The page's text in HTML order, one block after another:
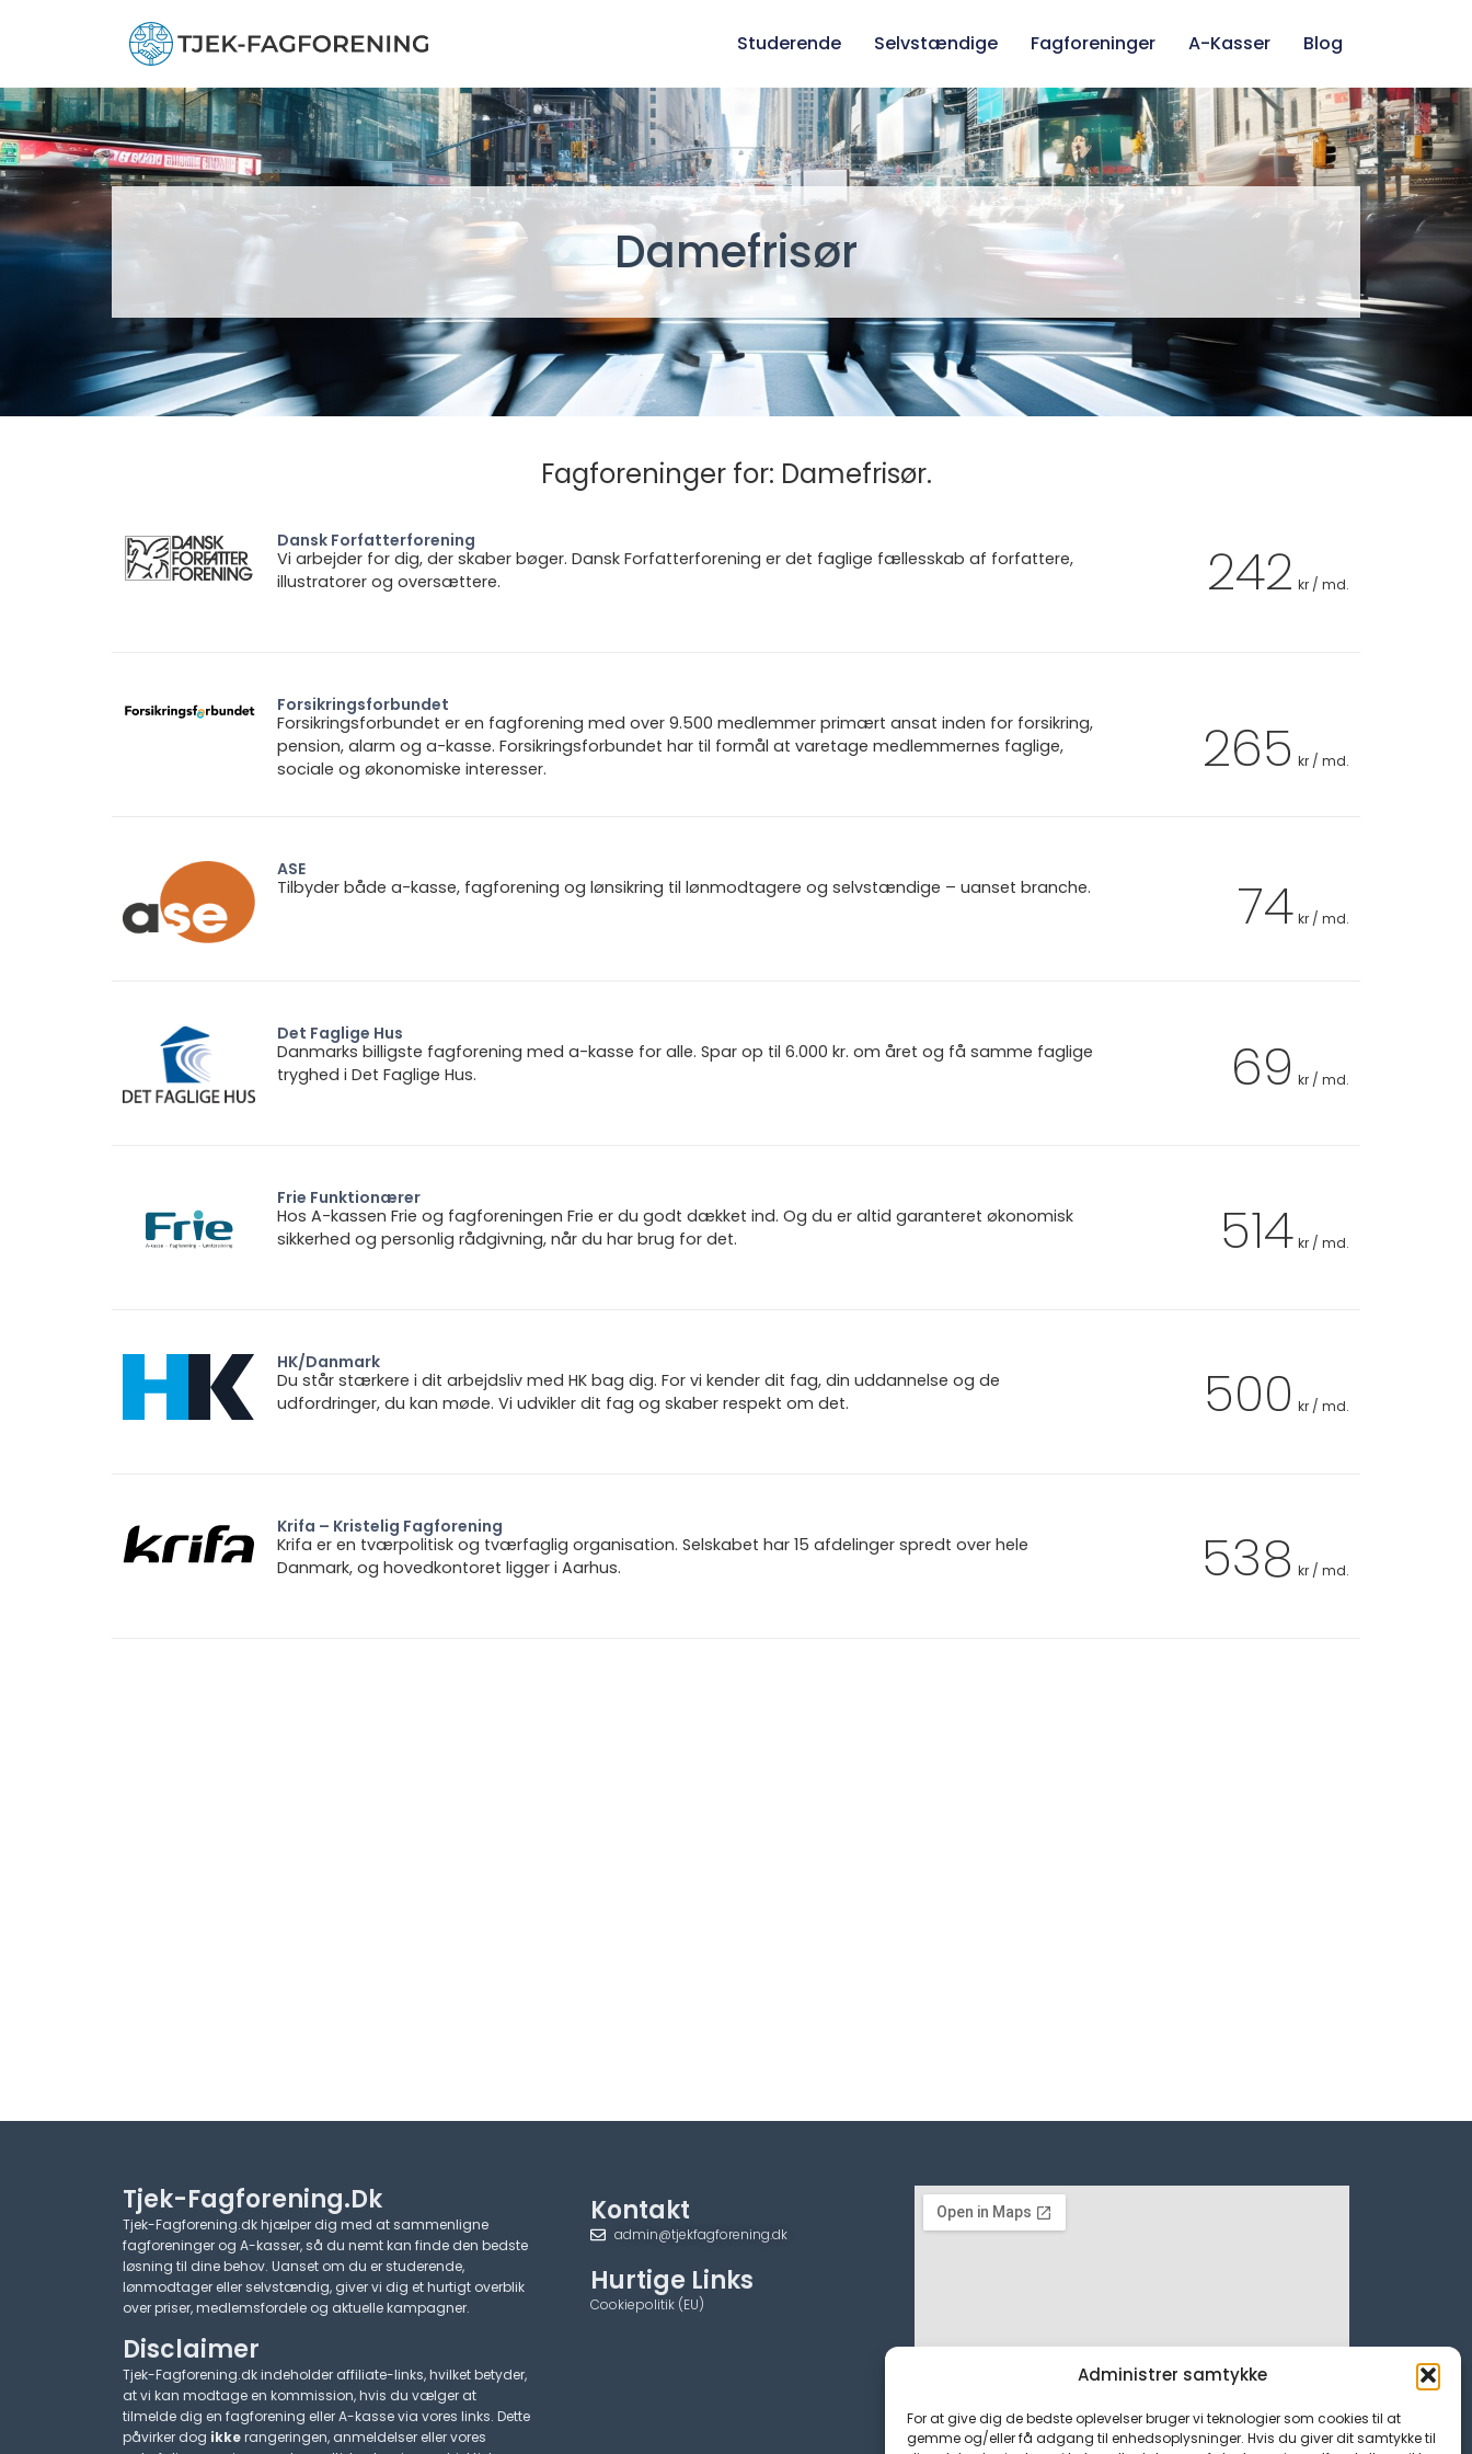
Administrer samtykke
For at give dig de bedste oplevelser bruger vi teknologier som cookies til at
gemme og/eller få adgang til enhedsoplysninger. Hvis du giver dit samtykke til
Studerende Selvstændige Fagforeninger A-Kasser Blog
Damefrisør
Fagforeninger for: Damefrisør.
Dansk Forfatterforening
Vi arbejder for dig, der skaber bøger. Dansk Forfatterforening er det faglige fællesskab af forfattere,
illustratorer og oversættere.
242 kr / md.
Forsikringsforbundet
Forsikringsforbundet er en fagforening med over 9.500 medlemmer primært ansat inden for forsikring,
pension, alarm og a-kasse. Forsikringsforbundet har til formål at varetage medlemmernes faglige,
sociale og økonomiske interesser.
265 kr / md.
ASE
Tilbyder både a-kasse, fagforening og lønsikring til lønmodtagere og selvstændige – uanset branche.
74 kr / md.
Det Faglige Hus
Danmarks billigste fagforening med a-kasse for alle. Spar op til 6.000 kr. om året og få samme faglige
tryghed i Det Faglige Hus.
69 kr / md.
Frie Funktionærer
Hos A-kassen Frie og fagforeningen Frie er du godt dækket ind. Og du er altid garanteret økonomisk
sikkerhed og personlig rådgivning, når du har brug for det.
514 kr / md.
HK/Danmark
Du står stærkere i dit arbejdsliv med HK bag dig. For vi kender dit fag, din uddannelse og de
udfordringer, du kan møde. Vi udvikler dit fag og skaber respekt om det.
500 kr / md.
Krifa – Kristelig Fagforening
Krifa er en tværpolitisk og tværfaglig organisation. Selskabet har 15 afdelinger spredt over hele
Danmark, og hovedkontoret ligger i Aarhus.
538 kr / md.
Tjek-Fagforening.dk
Tjek-Fagforening.dk hjælper dig med at sammenligne
fagforeninger og A-kasser, så du nemt kan finde den bedste
løsning til dine behov. Uanset om du er studerende,
lønmodtager eller selvstændig, giver vi dig et hurtigt overblik
over priser, medlemsfordele og aktuelle kampagner.​
Disclaimer
Tjek-Fagforening.dk indeholder affiliate-links, hvilket betyder,
at vi kan modtage en kommission, hvis du vælger at
tilmelde dig en fagforening eller A-kasse via vores links. Dette
påvirker dog ikkerangeringen, anmeldelser eller vores
Kontakt
admin@tjekfagforening.dk
Hurtige Links
Cookiepolitik (EU)